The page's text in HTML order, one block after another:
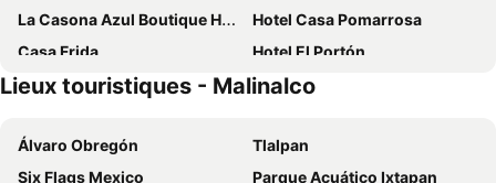
La Casona Azul Boutique Hotel
Hotel Casa Pomarrosa
Casa Frida
Hotel El Portón
Casa Pixan
Villas El Descanso - Cabañas Boutique en Ruta del Vino
Hotel Y Restaurante Aldu
Canto de Aves
Casa Nuestra Hotel Boutique y Experiencias para Compartir
Casa 7 By 7 Valles
Lieux touristiques - Malinalco
Álvaro Obregón
Tlalpan
Six Flags Mexico
Parque Acuático Ixtapan